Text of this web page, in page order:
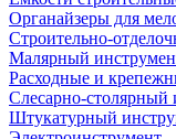
Органайзеры для
Строительно-
Малярный
Расходные и
Слесарно-столярный
Штукатурный